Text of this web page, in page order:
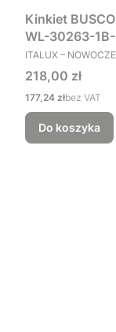
Kinkiet
WL-30263-1B-
PRODUCENT
ITALUX –
Cena
218,00 zł
Cena
177,24 złbez VAT
Do koszyka